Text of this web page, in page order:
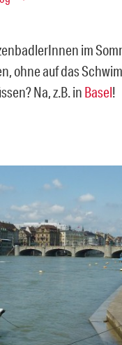
im
ohne auf das
Na, z.B. in Basel!